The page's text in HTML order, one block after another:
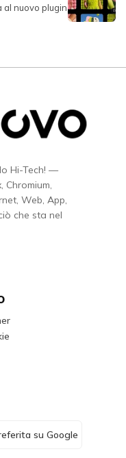
nuovo plugin
Hi-Tech! —
Chromium,
Web, App,
che sta nel
su Google